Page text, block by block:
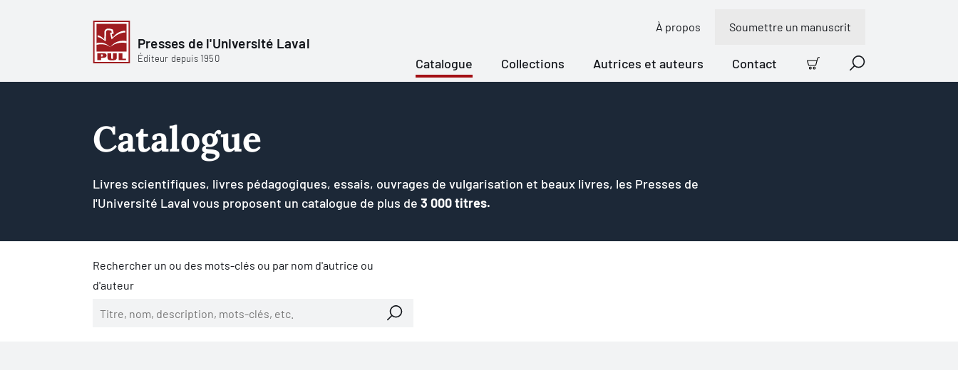
Presses de l'Université Laval
Éditeur depuis 1950
À propos Soumettre un manuscrit
Catalogue Collections Autrices et auteurs Contact
Panier Recherche
Catalogue
Livres scientifiques, livres pédagogiques, essais, ouvrages de vulgarisation et beaux livres, les Presses de
l'Université Laval vous proposent un catalogue de plus de 3 000 titres.
Rechercher un ou des mots-clés ou par nom d'autrice ou
d'auteur